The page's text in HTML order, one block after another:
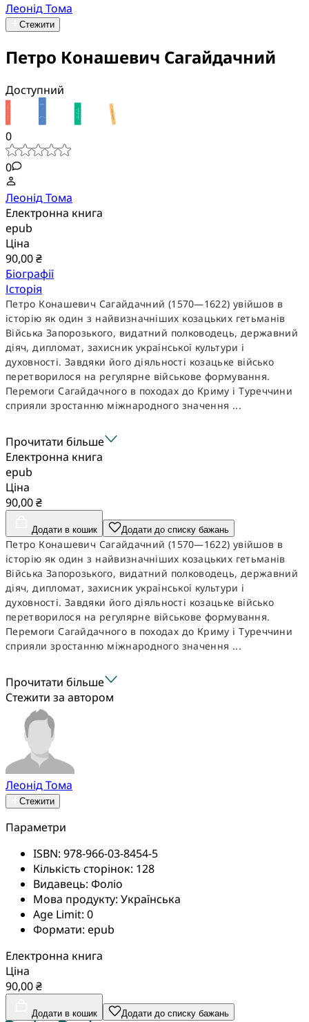
Леонід Тома
Стежити
Петро Конашевич Сагайдачний
Доступний
0
0
Леонід Тома
Електронна книга
epub
Ціна
90,00 ₴
Біографії
Історія
Петро Конашевич Сагайдачний (1570—1622) увійшов в
історію як один з найвизначніших козацьких гетьманів
Війська Запорозького, видатний полководець, державний
діяч, дипломат, захисник української культури і
духовності. Завдяки його діяльності козацьке військо
перетворилося на регулярне військове формування.
Перемоги Сагайдачного в походах до Криму і Туреччини
сприяли зростанню міжнародного значення ...
Прочитати більше
Електронна книга
epub
Ціна
90,00 ₴
Додати в кошик Додати до списку бажань
Петро Конашевич Сагайдачний (1570—1622) увійшов в
історію як один з найвизначніших козацьких гетьманів
Війська Запорозького, видатний полководець, державний
діяч, дипломат, захисник української культури і
духовності. Завдяки його діяльності козацьке військо
перетворилося на регулярне військове формування.
Перемоги Сагайдачного в походах до Криму і Туреччини
сприяли зростанню міжнародного значення ...
Прочитати більше
Стежити за автором
Леонід Тома
Стежити
Параметри
ISBN: 978-966-03-8454-5
Кількість сторінок: 128
Видавець: Фоліо
Мова продукту: Українська
Age Limit: 0
Формати: epub
Електронна книга
Ціна
90,00 ₴
Додати в кошик Додати до списку бажань